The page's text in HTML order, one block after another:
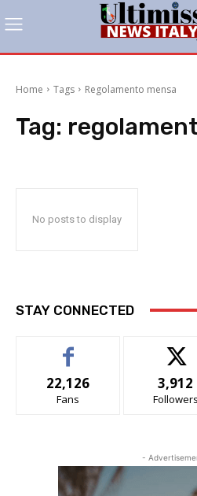
Home Tags Regolamento mensa
Tag:
No posts to display
STAY CONNECTED
22,126
Fans
3,912
Followers
-